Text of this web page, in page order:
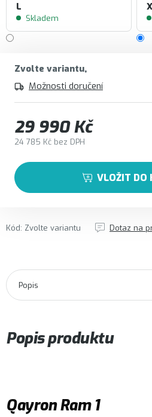
L
Skladem
Zvolte variantu
Možnosti doručení
29 990 Kč
24 785 Kč bez DPH
VLOŽIT DO
Kód: Zvolte variantu Dotaz na
Popis produktu
Qayron Ram 1